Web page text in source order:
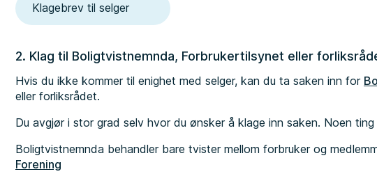
Klagebrev til selger
2. Klag til Boligtvistnemnda, Forbrukertilsynet eller
Hvis du ikke kommer til enighet med selger, kan du ta saken inn for
eller forliksrådet.
Du avgjør i stor grad selv hvor du ønsker å klage inn saken. Noen
Boligtvistnemnda behandler bare tvister mellom forbruker og
Forening